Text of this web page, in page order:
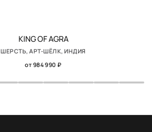
KING OF AGRA
ШЕРСТЬ, АРТ-ШЁЛК, ИНДИЯ
от 984 990 ₽